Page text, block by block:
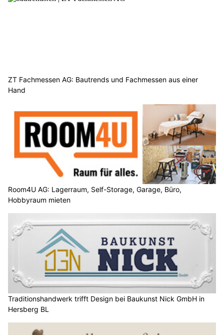
ZT Fachmessen AG: Bautrends und Fachmessen aus einer
Hand
Room4U AG: Lagerraum, Self-Storage, Garage, Büro,
Hobbyraum mieten
Traditionshandwerk trifft Design bei Baukunst Nick GmbH in
Hersberg BL